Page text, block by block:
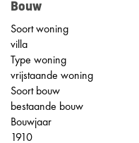
Bouw
Soort woning
villa
Type woning
vrijstaande woning
Soort bouw
bestaande bouw
Bouwjaar
1910